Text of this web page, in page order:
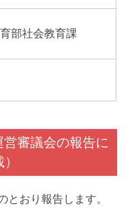
部社会教育課
審議会の報告に
とおり報告します。